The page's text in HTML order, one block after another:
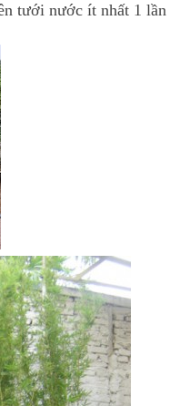
tưới nước ít nhất 1 lần